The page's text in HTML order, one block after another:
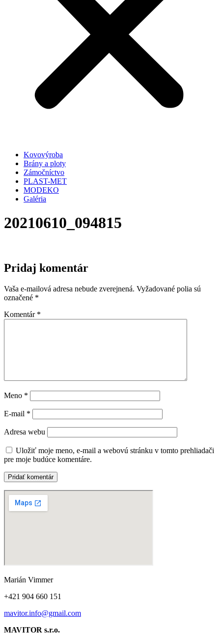
Kovovýroba
Brány a ploty
Zámočníctvo
PLAST-MET
MODEKO
Galéria
20210610_094815
Pridaj komentár
Vaša e-mailová adresa nebude zverejnená. Vyžadované polia sú
označené *
Komentár *
Meno *
E-mail *
Adresa webu
Uložiť moje meno, e-mail a webovú stránku v tomto prehliadači
pre moje budúce komentáre.
Marián Vimmer
+421 904 660 151
mavitor.info@gmail.com
MAVITOR s.r.o.